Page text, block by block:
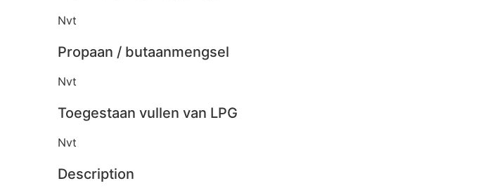
Nvt
Propaan / butaanmengsel
Nvt
Toegestaan vullen van LPG
Nvt
Description